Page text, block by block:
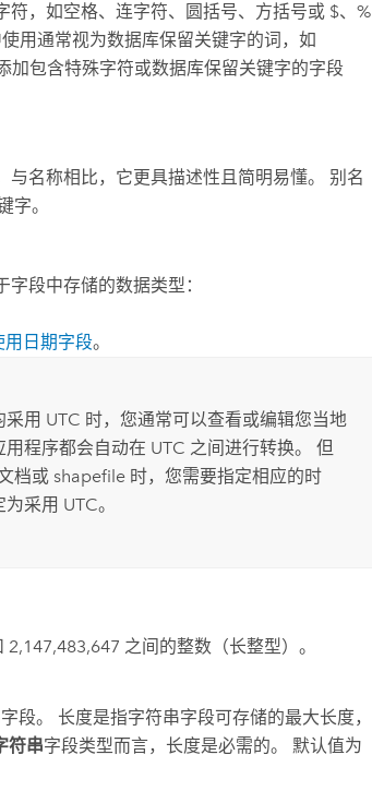
，如空格、连字符、圆括号、方括号或 $、%
用通常视为数据库保留关键字的词，如
加包含特殊字符或数据库保留关键字的字段
名称相比，它更具描述性且简明易懂。 别名
字。
段中存储的数据类型：
用日期字段。
用 UTC 时，您通常可以查看或编辑您当地
程序都会自动在 UTC 之间进行转换。 但
档或 shapefile 时，您需要指定相应的时
采用 UTC。
之间的整数（长整型）。
段。 长度是指字符串字段可存储的最大长度，
符串字段类型而言，长度是必需的。 默认值为